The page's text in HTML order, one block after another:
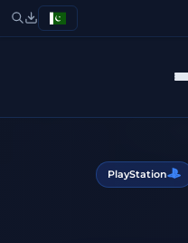
PlayStation